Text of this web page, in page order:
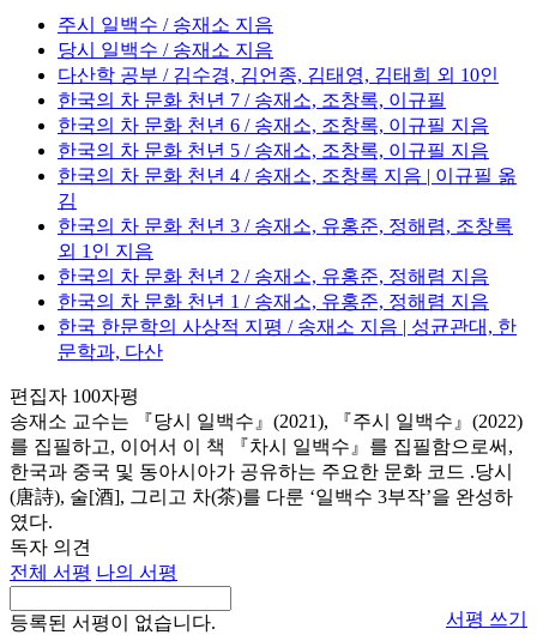
주시 일백수 / 송재소 지음
당시 일백수 / 송재소 지음
다산학 공부 / 김수경, 김언종, 김태영, 김태희 외 10인
한국의 차 문화 천년 7 / 송재소, 조창록, 이규필
한국의 차 문화 천년 6 / 송재소, 조창록, 이규필 지음
한국의 차 문화 천년 5 / 송재소, 조창록, 이규필 지음
한국의 차 문화 천년 4 / 송재소, 조창록 지음 | 이규필 옮
김
한국의 차 문화 천년 3 / 송재소, 유홍준, 정해렴, 조창록
외 1인 지음
한국의 차 문화 천년 2 / 송재소, 유홍준, 정해렴 지음
한국의 차 문화 천년 1 / 송재소, 유홍준, 정해렴 지음
한국 한문학의 사상적 지평 / 송재소 지음 | 성균관대, 한
문학과, 다산
편집자 100자평
송재소 교수는 『당시 일백수』(2021), 『주시 일백수』(2022)
를 집필하고, 이어서 이 책 『차시 일백수』를 집필함으로써,
한국과 중국 및 동아시아가 공유하는 주요한 문화 코드 .당시
(唐詩), 술[酒], 그리고 차(茶)를 다룬 ‘일백수 3부작’을 완성하
였다.
독자 의견
전체 서평 나의 서평
서평 쓰기
등록된 서평이 없습니다.